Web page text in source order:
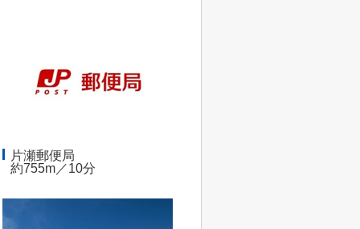
片瀬郵便局
約755m／10分